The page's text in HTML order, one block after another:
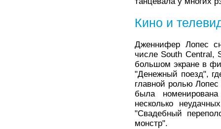
Кино и
Дженнифер Лопес
числе South Central,
большом экране в
"Денежный поезд",
главной ролью
была
несколько
"Свадебный
монстр".